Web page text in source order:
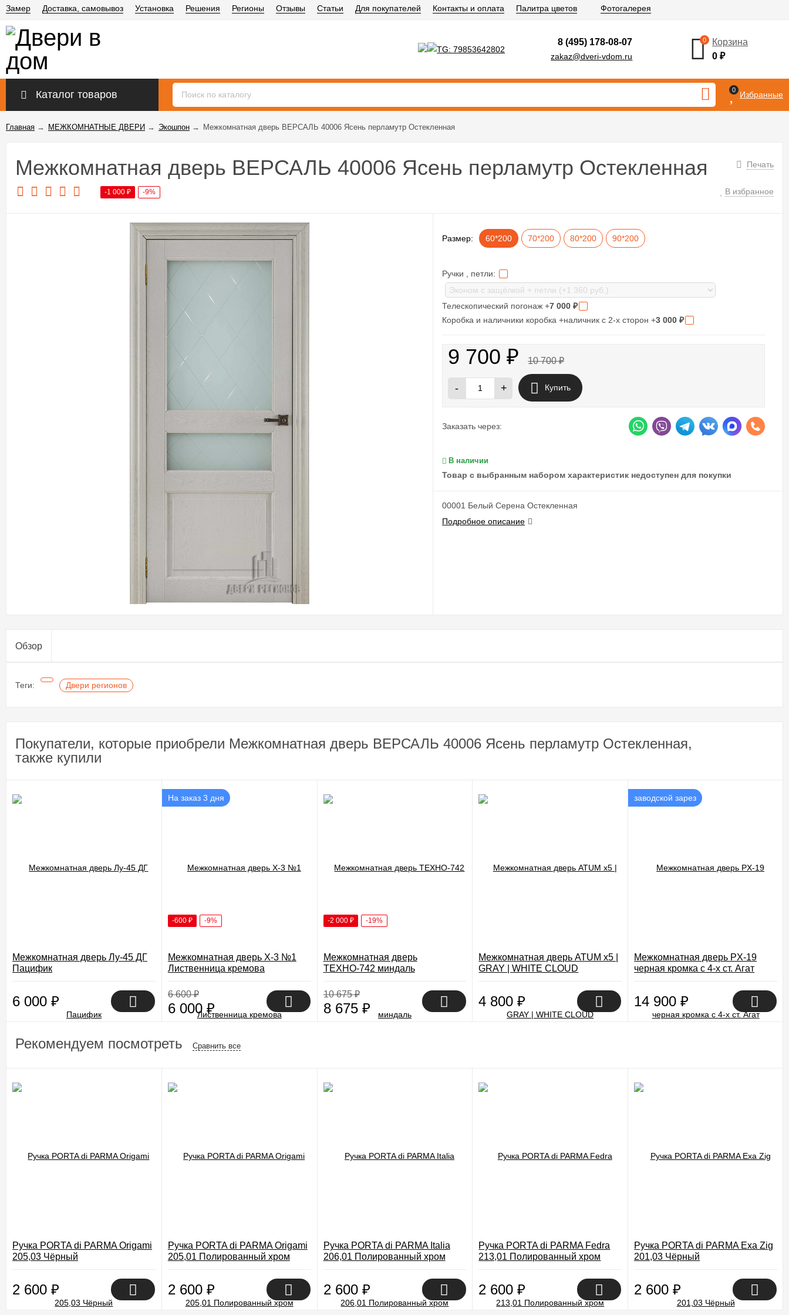
Замер Доставка, самовывоз Установка Решения Регионы Отзывы Статьи Для покупателей Контакты и оплата Палитра цветов Фотогалерея
8 (495) 178-08-07
zakaz@dveri-vdom.ru
0
Корзина
0₽
Каталог товаров 0 Избранные
Главная → МЕЖКОМНАТНЫЕ ДВЕРИ → Экошпон → Межкомнатная дверь ВЕРСАЛЬ 40006 Ясень перламутр Остекленная
Печать
Межкомнатная дверь ВЕРСАЛЬ 40006 Ясень перламутр Остекленная
-1 000 ₽ -9% В избранное
Размер: 60*200 70*200 80*200 90*200
Ручки , петли:
Телескопический погонаж +7 000₽
Коробка и наличники коробка +наличник с 2-х сторон +3 000₽
9 700₽ 10 700₽
- + Купить
Заказать через:
В наличии
Товар с выбранным набором характеристик недоступен для покупки
00001 Белый Серена Остекленная
Подробное описание
Обзор
Теги: Двери регионов
Покупатели, которые приобрели Межкомнатная дверь ВЕРСАЛЬ 40006 Ясень перламутр Остекленная,
также купили
Межкомнатная дверь Лу-45 ДГ
Пацифик
6 000 ₽
На заказ 3 дня
-600 ₽ -9%
Межкомнатная дверь X-3 №1
Лиственница кремова
6 600₽
6 000 ₽
-2 000 ₽ -19%
Межкомнатная дверь
ТЕХНО-742 миндаль
10 675₽
8 675 ₽
Межкомнатная дверь ATUM x5 |
GRAY | WHITE CLOUD
4 800₽
заводской зарез
Межкомнатная дверь PX-19
черная кромка с 4-х ст. Агат
14 900₽
Рекомендуем посмотреть Сравнить все
Ручка PORTA di PARMA Origami
205,03 Чёрный
2 600 ₽
Ручка PORTA di PARMA Origami
205,01 Полированный хром
2 600 ₽
Ручка PORTA di PARMA Italia
206,01 Полированный хром
2 600 ₽
Ручка PORTA di PARMA Fedra
213,01 Полированный хром
2 600₽
Ручка PORTA di PARMA Exa Zig
201,03 Чёрный
2 600₽